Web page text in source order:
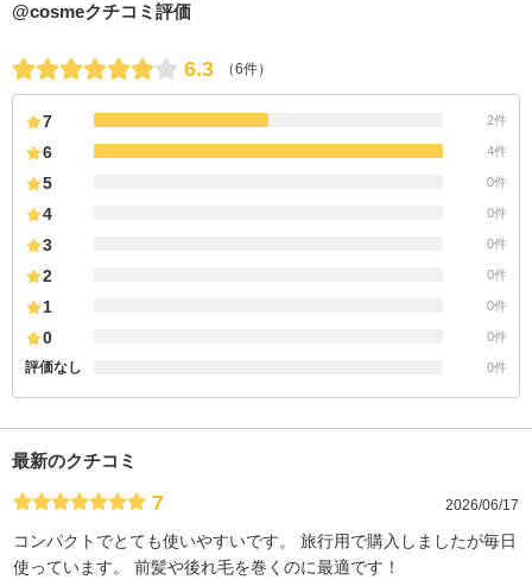
@cosmeクチコミ評価
6.3 （6件）
7 2件
6 4件
5 0件
4 0件
3 0件
2 0件
1 0件
0 0件
評価なし 0件
最新のクチコミ
7 2026/06/17
コンパクトでとても使いやすいです。 旅行用で購入しましたが毎日
使っています。 前髪や後れ毛を巻くのに最適です！